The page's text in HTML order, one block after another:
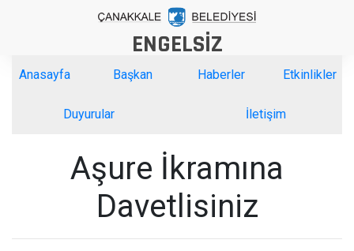
ENGELSİZ
Anasayfa Başkan Haberler Etkinlikler
Duyurular İletişim
Aşure İkramına
Davetlisiniz